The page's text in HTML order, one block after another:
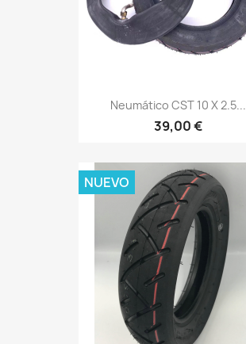
Neumático CST 10 X 2.5...
39,00 €
NUEVO